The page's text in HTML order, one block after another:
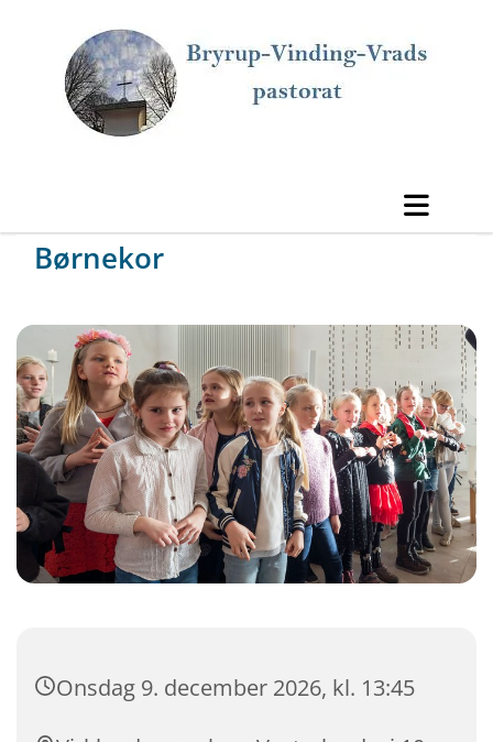
Børnekor
Onsdag 9. december 2026, kl. 13:45